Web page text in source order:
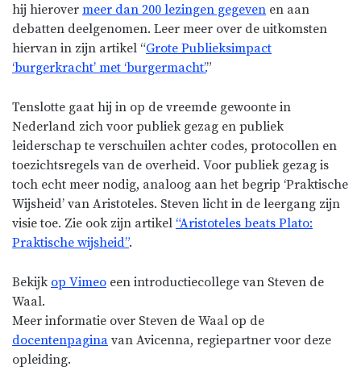
hij hierover meer dan 200 lezingen gegeven en aan
debatten deelgenomen. Leer meer over de uitkomsten
hiervan in zijn artikel “Grote Publieksimpact
‘burgerkracht’ met ‘burgermacht’.”
Tenslotte gaat hij in op de vreemde gewoonte in
Nederland zich voor publiek gezag en publiek
leiderschap te verschuilen achter codes, protocollen en
toezichtsregels van de overheid. Voor publiek gezag is
toch echt meer nodig, analoog aan het begrip ‘Praktische
Wijsheid’ van Aristoteles. Steven licht in de leergang zijn
visie toe. Zie ook zijn artikel “Aristoteles beats Plato:
Praktische wijsheid”.
Bekijk op Vimeo een introductiecollege van Steven de
Waal.
Meer informatie over Steven de Waal op de
docentenpagina van Avicenna, regiepartner voor deze
opleiding.